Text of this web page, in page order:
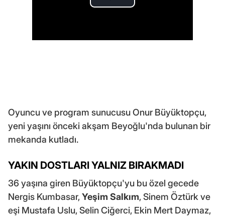
Oyuncu ve program sunucusu Onur Büyüktopçu,
yeni yaşını önceki akşam Beyoğlu'nda bulunan bir
mekanda kutladı.
YAKIN DOSTLARI YALNIZ BIRAKMADI
36 yaşına giren Büyüktopçu'yu bu özel gecede
Nergis Kumbasar,Yeşim Salkım, Sinem Öztürk ve
eşi Mustafa Uslu, Selin Ciğerci, Ekin Mert Daymaz,